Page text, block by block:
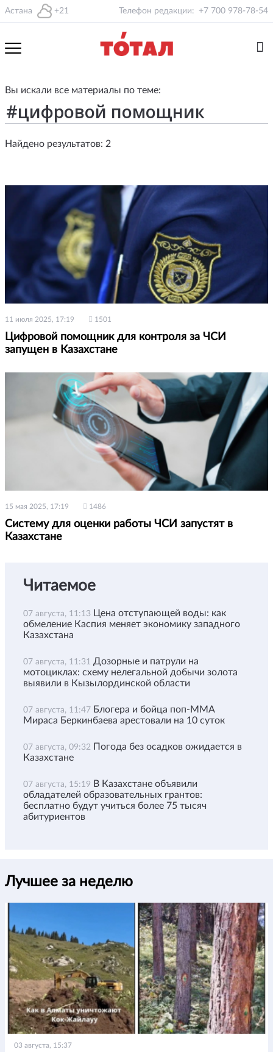
Астана +21 Телефон редакции: +7 700 978-78-54
Вы искали все материалы по теме:
Найдено результатов: 2
11 июля 2025, 17:19 1501
Цифровой помощник для контроля за ЧСИ
запущен в Казахстане
15 мая 2025, 17:19 1486
Систему для оценки работы ЧСИ запустят в
Казахстане
Читаемое
07 августа, 11:13 Цена отступающей воды: как
обмеление Каспия меняет экономику западного
Казахстана
07 августа, 11:31 Дозорные и патрули на
мотоциклах: схему нелегальной добычи золота
выявили в Кызылординской области
07 августа, 11:47 Блогера и бойца поп-ММА
Мираса Беркинбаева арестовали на 10 суток
07 августа, 09:32 Погода без осадков ожидается в
Казахстане
07 августа, 15:19 В Казахстане объявили
обладателей образовательных грантов:
бесплатно будут учиться более 75 тысяч
абитуриентов
Лучшее за неделю
03 августа, 15:37